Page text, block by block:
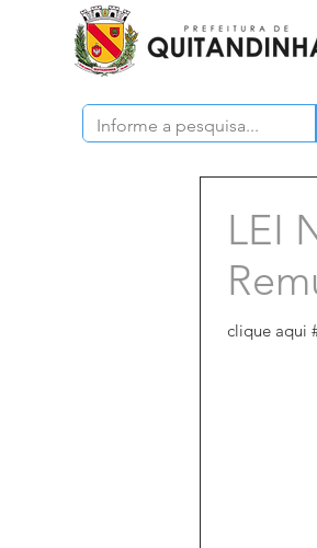
LEI
clique aqui